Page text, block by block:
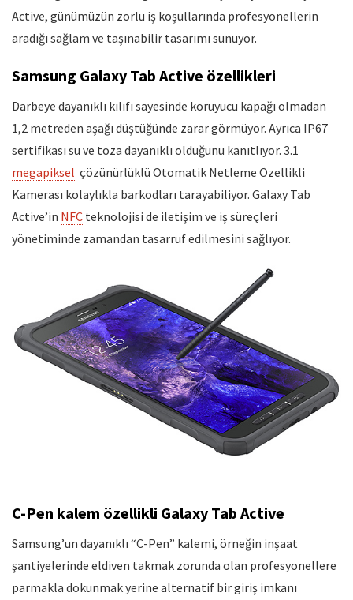
Active, günümüzün zorlu iş koşullarında profesyonellerin
aradığı sağlam ve taşınabilir tasarımı sunuyor.
Samsung Galaxy Tab Active özellikleri
Darbeye dayanıklı kılıfı sayesinde koruyucu kapağı olmadan
1,2 metreden aşağı düştüğünde zarar görmüyor. Ayrıca IP67
sertifikası su ve toza dayanıklı olduğunu kanıtlıyor. 3.1
megapiksel çözünürlüklü Otomatik Netleme Özellikli
Kamerası kolaylıkla barkodları tarayabiliyor. Galaxy Tab
Active’in NFC teknolojisi de iletişim ve iş süreçleri
yönetiminde zamandan tasarruf edilmesini sağlıyor.
C-Pen kalem özellikli Galaxy Tab Active
Samsung’un dayanıklı “C-Pen” kalemi, örneğin inşaat
şantiyelerinde eldiven takmak zorunda olan profesyonellere
parmakla dokunmak yerine alternatif bir giriş imkanı